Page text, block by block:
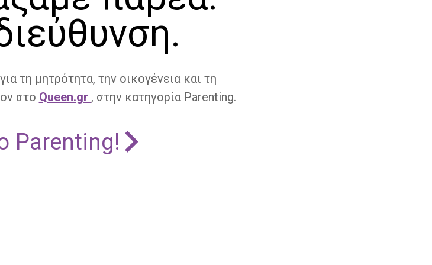
τη μητρότητα, την οικογένεια και τη
στο Queen.gr , στην κατηγορία Parenting.
Parenting!